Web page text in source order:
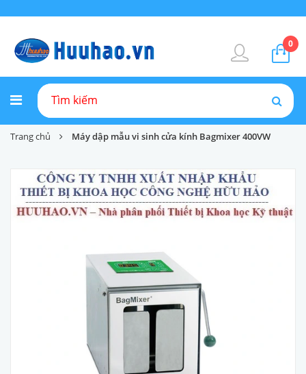
0
Trang chủ Máy dập mẫu vi sinh cửa kính Bagmixer 400VW